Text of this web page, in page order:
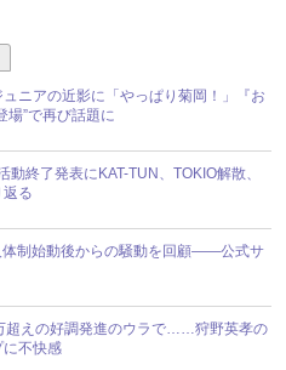
ニアの近影に「やっぱり菊岡！」『お
場”で再び話題に
動終了発表にKAT-TUN、TOKIO解散、
る
体制始動後からの騒動を回顧――公式サ
超えの好調発進のウラで……狩野英孝の
に不快感